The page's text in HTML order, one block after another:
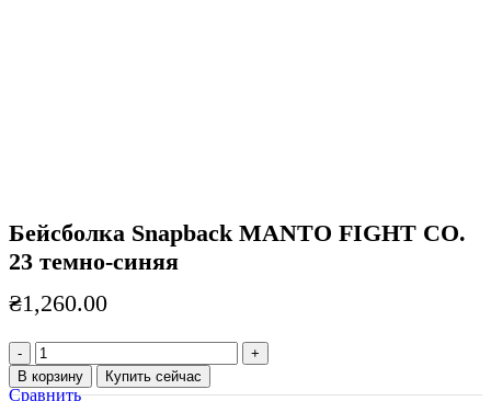
Бейсболка Snapback MANTO FIGHT CO.
23 темно-синяя
₴1,260.00
Количество
товара
Бейсболка
В корзину Купить сейчас
Сравнить